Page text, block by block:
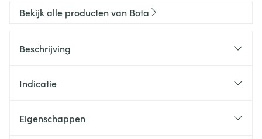
Bekijk alle producten van Bota
Beschrijving
Indicatie
Eigenschappen